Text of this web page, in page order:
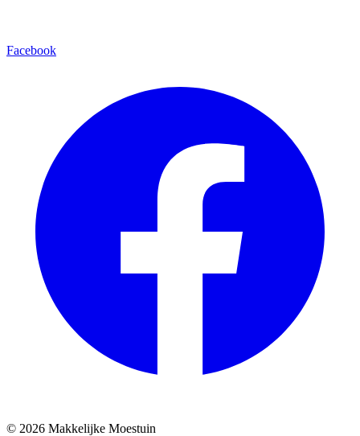
Facebook
© 2026 Makkelijke Moestuin